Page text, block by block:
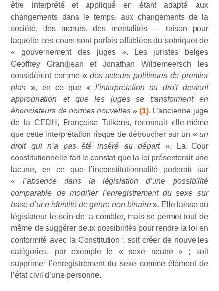
être interprété et appliqué en étant adapté aux
changements dans le temps, aux changements de la
société, des mœurs, des mentalités — raison pour
laquelle ces cours sont parfois affublées du sobriquet de
« gouvernement des juges ». Les juristes belges
Geoffrey Grandjean et Jonathan Wildemeersch les
considèrent comme « des acteurs politiques de premier
plan », en ce que « l’interprétation du droit devient
appropriation et que les juges se transforment en
énonciateurs de normes nouvelles » (1). L’ancienne juge
de la CEDH, Françoise Tulkens, reconnait elle-même
que cette interprétation risque de déboucher sur un « un
droit qui n’a pas été inséré au départ». La Cour
constitutionnelle fait le constat que la loi présenterait une
lacune, en ce que l’inconstitutionnalité porterait sur
« l’absence dans la législation d’une possibilité
comparable de modifier l’enregistrement du sexe sur
base d’une identité de genre non binaire». Elle laisse au
législateur le soin de la combler, mais se permet tout de
même de suggérer deux possibilités pour rendre la loi en
conformité avec la Constitution : soit créer de nouvelles
catégories, par exemple le « sexe neutre » ; soit
supprimer l’enregistrement du sexe comme élément de
l’état civil d’une personne.